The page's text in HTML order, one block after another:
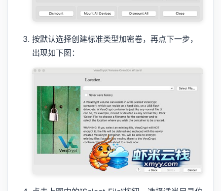
按默认选择创建标准类型加密卷，再点下一步，
出现如下图：